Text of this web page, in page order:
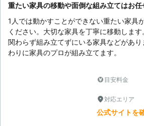
重たい家具の移動や面倒な組み立てはお
1人では動かすことができない重たい家具
ください。大切な家具を丁寧に移動しま
関わらず組み立てずにいる家具などがあ
わりに家具のプロが組み立てます。
目安料金
対応エリア
公式サイトを